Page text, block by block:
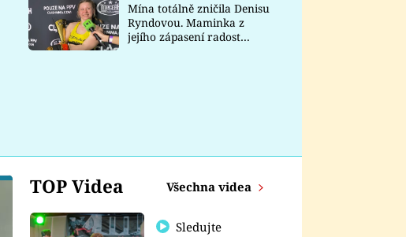
Sledujte nás
Mína totálně zničila Denisu
Ryndovou. Maminka z
jejího zápasení radost
TOP Videa Všechna videa
Sledujte